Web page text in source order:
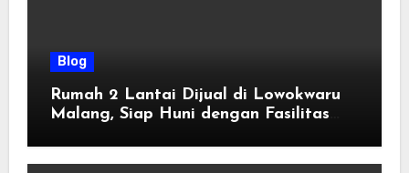
Blog
Rumah 2 Lantai Dijual di Lowokwaru
Malang, Siap Huni dengan Fasilitas